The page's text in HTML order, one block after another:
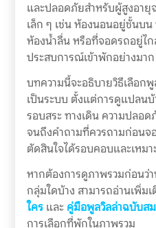
และปลอดภัยสำหรับผู้สูงอายุ
เล็ก ๆ เช่น ห้องนอนอยู่ชั้นบ
ห้องน้ำลื่น หรือที่จอดรถอยู่ไ
ประสบการณ์เข้าพักอย่างมาก
บทความนี้จะอธิบายวิธีเลือก
เป็นระบบ ตั้งแต่การดูแปลน
รอบสระ ทางเดิน ความปลอ
จนถึงคำถามที่ควรถามก่อนจ
ตัดสินใจได้รอบคอบและเหม
หากต้องการดูภาพรวมก่อนว่
กลุ่มใดบ้าง สามารถอ่านเพิ่ม
ใครและ คู่มือพูลวิลล่าฉบับส
การเลือกที่พักในภาพรวม